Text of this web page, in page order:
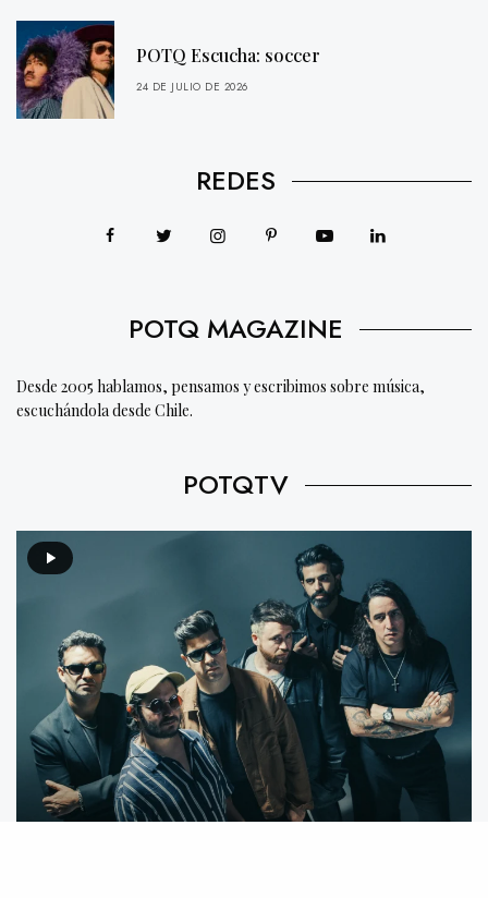
POTQ Escucha: soccer
24 DE JULIO DE 2026
REDES
POTQ MAGAZINE
Desde 2005 hablamos, pensamos y escribimos sobre música,
escuchándola desde Chile.
POTQTV